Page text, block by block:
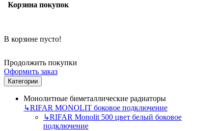
Корзина покупок
В корзине пусто!
Продолжить покупки
Оформить заказ
Категории
Монолитные биметаллические радиаторы
↳RIFAR MONOLIT боковое подключение
↳RIFAR Monolit 500 цвет белый боковое
подключение